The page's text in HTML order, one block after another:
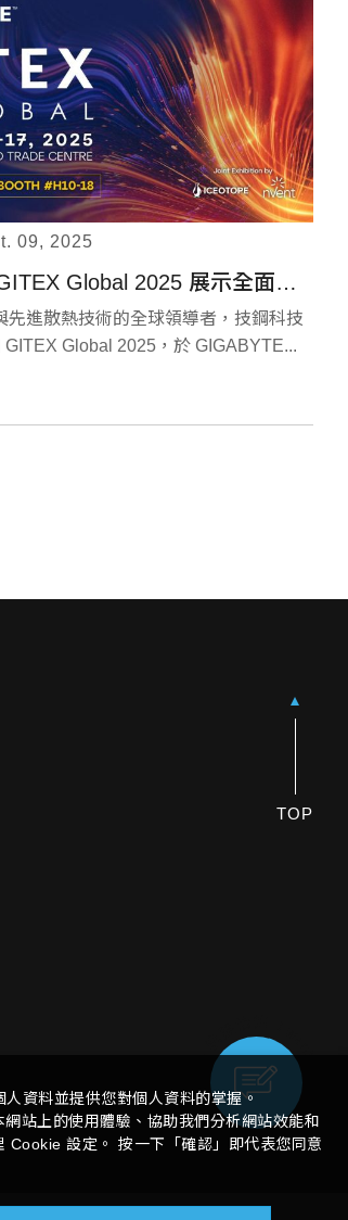
09, 2025
技鋼科技於 GITEX Global 2025 展示全面以 AI 為核心的伺服器解決方案
先進散熱技術的全球領導者，技鋼科技
GITEX Global 2025，於 GIGABYTE...
TOP
資料並提供您對個人資料的掌握。
站上的使用體驗、協助我們分析網站效能和
Cookie 設定。 按一下「確認」即代表您同意